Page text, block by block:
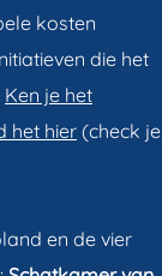
kosten
die het
Ken je het
het hier(check je
en de vier